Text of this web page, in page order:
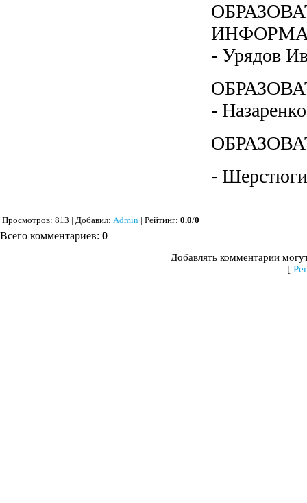
- Урядов
-
-
Просмотров: 813 | Добавил: Admin | Рейтинг: 0.0/0
Всего комментариев: 0
Добавлять комментарии
[